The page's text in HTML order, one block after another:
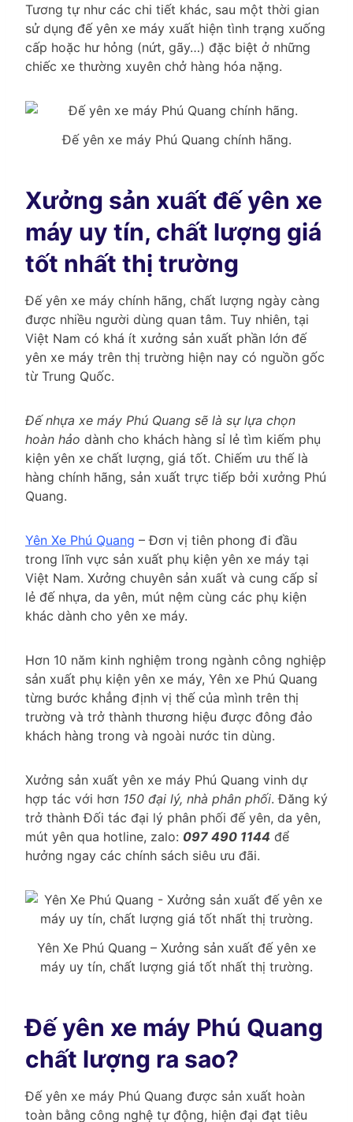
Tương tự như các chi tiết khác, sau một thời gian
sử dụng đế yên xe máy xuất hiện tình trạng xuống
cấp hoặc hư hỏng (nứt, gãy…) đặc biệt ở những
chiếc xe thường xuyên chở hàng hóa nặng.
Đế yên xe máy Phú Quang chính hãng.
Xưởng sản xuất đế yên xe
máy uy tín, chất lượng giá
tốt nhất thị trường
Đế yên xe máy chính hãng, chất lượng ngày càng
được nhiều người dùng quan tâm. Tuy nhiên, tại
Việt Nam có khá ít xưởng sản xuất phần lớn đế
yên xe máy trên thị trường hiện nay có nguồn gốc
từ Trung Quốc.
Đế nhựa xe máy Phú Quang sẽ là sự lựa chọn
hoàn hảo dành cho khách hàng sỉ lẻ tìm kiếm phụ
kiện yên xe chất lượng, giá tốt. Chiếm ưu thế là
hàng chính hãng, sản xuất trực tiếp bởi xưởng Phú
Quang.
Yên Xe Phú Quang – Đơn vị tiên phong đi đầu
trong lĩnh vực sản xuất phụ kiện yên xe máy tại
Việt Nam. Xưởng chuyên sản xuất và cung cấp sỉ
lẻ đế nhựa, da yên, mút nệm cùng các phụ kiện
khác dành cho yên xe máy.
Hơn 10 năm kinh nghiệm trong ngành công nghiệp
sản xuất phụ kiện yên xe máy, Yên xe Phú Quang
từng bước khẳng định vị thế của mình trên thị
trường và trở thành thương hiệu được đông đảo
khách hàng trong và ngoài nước tin dùng.
Xưởng sản xuất yên xe máy Phú Quang vinh dự
hợp tác với hơn 150 đại lý, nhà phân phối. Đăng ký
trở thành Đối tác đại lý phân phối đế yên, da yên,
mút yên qua hotline, zalo: 097 490 1144 để
hưởng ngay các chính sách siêu ưu đãi.
Yên Xe Phú Quang – Xưởng sản xuất đế yên xe
máy uy tín, chất lượng giá tốt nhất thị trường.
Đế yên xe máy Phú Quang
chất lượng ra sao?
Đế yên xe máy Phú Quang được sản xuất hoàn
toàn bằng công nghệ tự động, hiện đại đạt tiêu